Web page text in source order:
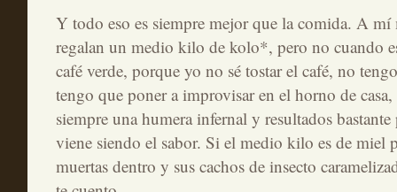
Y todo eso es siempre mejor que la comida. A mí
regalan un medio kilo de kolo*, pero no cuando
café verde, porque yo no sé tostar el café, no
tengo que poner a improvisar en el horno de
siempre una humera infernal y resultados
viene siendo el sabor. Si el medio kilo es de miel
muertas dentro y sus cachos de insecto